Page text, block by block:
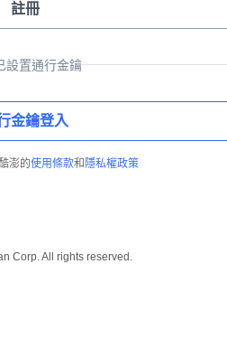
註冊
設置通行金鑰
金鑰登入
澎的使用條款和 隱私權政策
Corp. All rights reserved.